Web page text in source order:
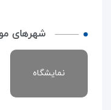
شهرهای
نمایشگاه